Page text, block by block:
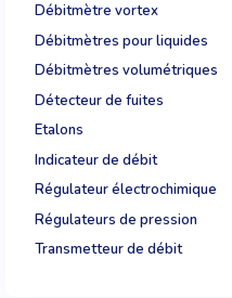
Débitmètre vortex
Débitmètres pour liquides
Débitmètres volumétriques
Détecteur de fuites
Etalons
Indicateur de débit
Régulateur électrochimique
Régulateurs de pression
Transmetteur de débit